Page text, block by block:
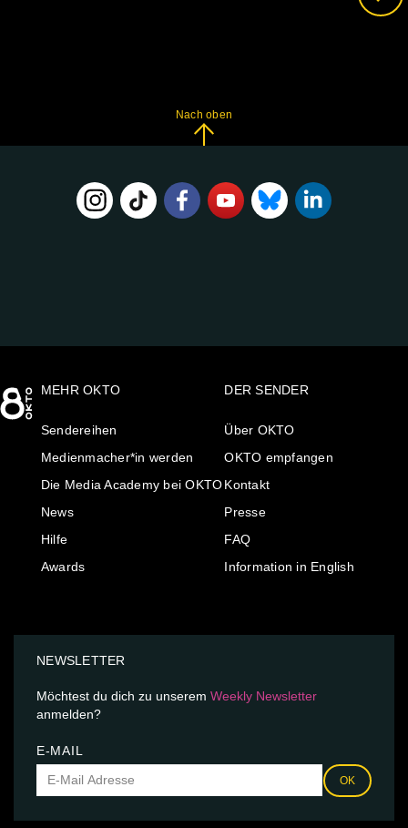
Nach oben
MEHR OKTO
Sendereihen
Medienmacher*in werden
Die Media Academy bei OKTO
News
Hilfe
Awards
DER SENDER
Über OKTO
OKTO empfangen
Kontakt
Presse
FAQ
Information in English
NEWSLETTER
Möchtest du dich zu unserem Weekly Newsletter
anmelden?
E-MAIL
OK